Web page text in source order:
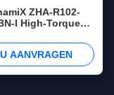
ZHA-R102-
I High-Torque
Peak Torque,
OD102 mm
AANVRAGEN